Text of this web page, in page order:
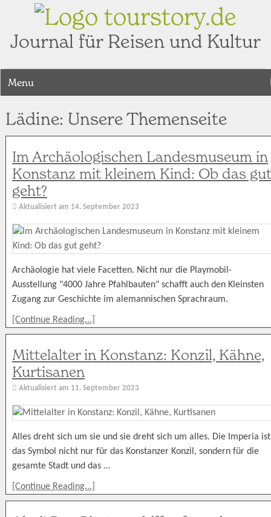
tourstory.de
Journal für Reisen und Kultur
Menu
Lädine: Unsere Themenseite
Im Archäologischen Landesmuseum in
Konstanz mit kleinem Kind: Ob das gut
geht?
Aktualisiert am 14. September 2023
Archäologie hat viele Facetten. Nicht nur die Playmobil-
Ausstellung "4000 Jahre Pfahlbauten" schafft auch den Kleinsten
Zugang zur Geschichte im alemannischen Sprachraum.
[Continue Reading...]
Mittelalter in Konstanz: Konzil, Kähne,
Kurtisanen
Aktualisiert am 11. September 2023
Alles dreht sich um sie und sie dreht sich um alles. Die Imperia ist
das Symbol nicht nur für das Konstanzer Konzil, sondern für die
gesamte Stadt und das …
[Continue Reading...]